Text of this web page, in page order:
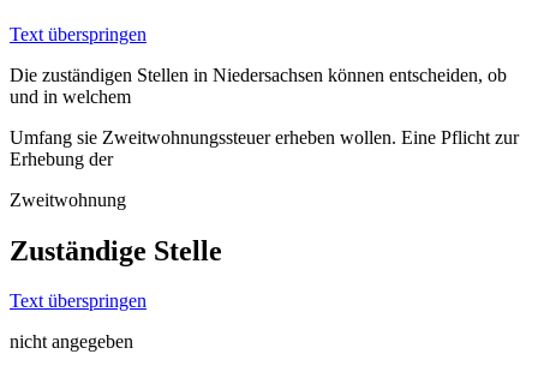
Text überspringen
Die zuständigen Stellen in Niedersachsen können entscheiden, ob
und in welchem
Umfang sie Zweitwohnungssteuer erheben wollen. Eine Pflicht zur
Erhebung der
Zweitwohnung
Zuständige Stelle
Text überspringen
nicht angegeben